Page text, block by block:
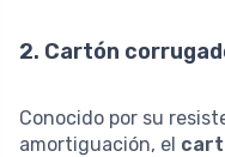
2. Cartón
Conocido por su
amortiguación, el